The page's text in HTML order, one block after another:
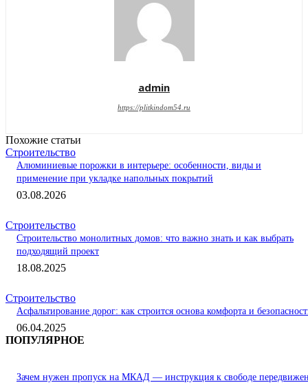
admin
https://plitkindom54.ru
Похожие статьи
Строительство
Алюминиевые порожки в интерьере: особенности, виды и
применение при укладке напольных покрытий
03.08.2026
Строительство
Строительство монолитных домов: что важно знать и как выбрать
подходящий проект
18.08.2025
Строительство
Асфальтирование дорог: как строится основа комфорта и
06.04.2025
ПОПУЛЯРНОЕ
Зачем нужен пропуск на МКАД — инструкция к свободе